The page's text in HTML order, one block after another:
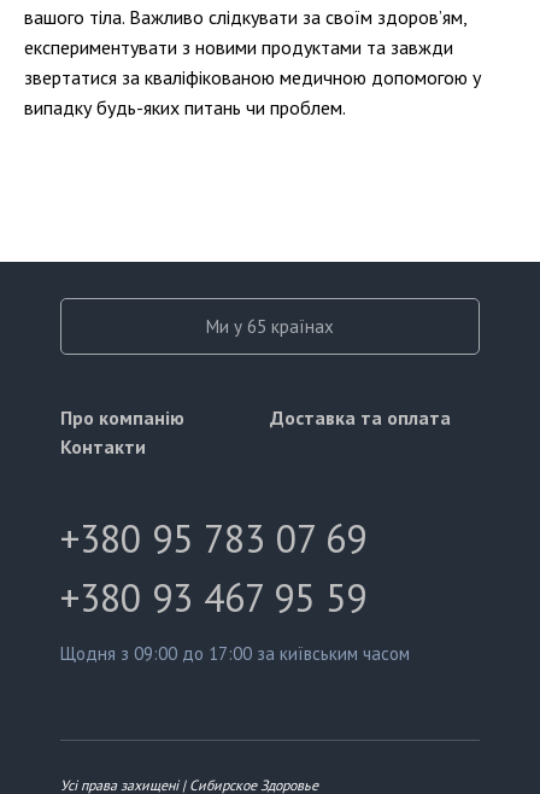
вашого тіла. Важливо слідкувати за своїм здоров’ям,
експериментувати з новими продуктами та завжди
звертатися за кваліфікованою медичною допомогою у
випадку будь-яких питань чи проблем.
Ми у 65 країнах
Про компанію
Контакти
Доставка та оплата
+380 95 783 07 69
+380 93 467 95 59
Щодня з 09:00 до 17:00 за київським часом
Усі права захищені | Сибирское Здоровье